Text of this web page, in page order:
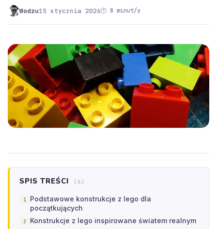
Wodzu15 stycznia 2026🕐 8 minut/y
SPIS TREŚCI (6)
Podstawowe konstrukcje z lego dla
początkujących
Konstrukcje z lego inspirowane światem realnym